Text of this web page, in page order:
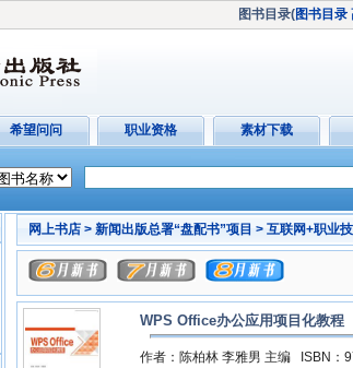
图书目录(图书目录
希望问问 职业资格 素材下载
网上书店 > 新闻出版总署“盘配书”项目 > 互联网+职业
WPS Office办公应用项目化教程
作者：陈柏林 李雅男 主编 ISBN：